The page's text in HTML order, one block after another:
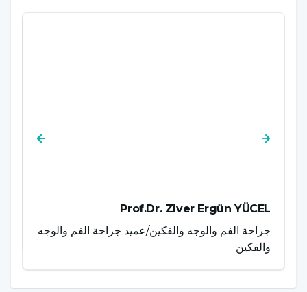
Prof.Dr. Ziver Ergün YÜCEL
جراحة الفم والوجه والفكين/عميد جراحة الفم والوجه
والفكين